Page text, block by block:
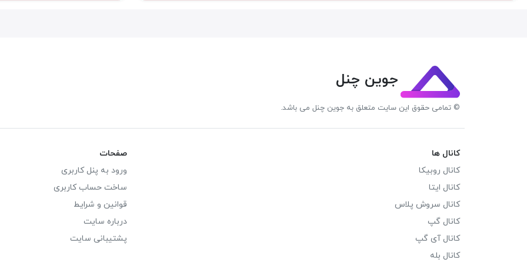
جوین چنل
© تمامی حقوق این سایت متعلق به جوین چنل می باشد.
کانال ها
کانال روبیکا
کانال ایتا
کانال سروش پلاس
کانال گپ
کانال آی گپ
کانال بله
صفحات
ورود به پنل کاربری
ساخت حساب کاربری
قوانین و شرایط
درباره سایت
پشتیبانی سایت